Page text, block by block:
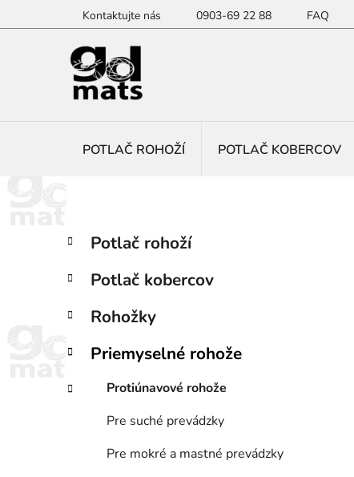
na
Kontaktujte nás 0903-69 22 88 FAQ
POTLAČ ROHOŽÍ POTLAČ KOBERCOV
B
č
ý
a
n
e
Preskočiť
kategórie
K
a
e
ó
i
Potlač rohoží
Potlač kobercov
Rohožky
Priemyselné rohože
Protiúnavové rohože
Pre suché prevádzky
Pre mokré a mastné prevádzky